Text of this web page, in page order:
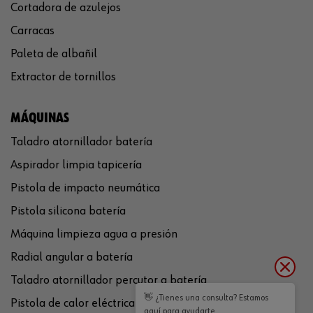
Cortadora de azulejos
Carracas
Paleta de albañil
Extractor de tornillos
MÁQUINAS
Taladro atornillador batería
Aspirador limpia tapicería
Pistola de impacto neumática
Pistola silicona batería
Máquina limpieza agua a presión
Radial angular a batería
Taladro atornillador percutor a batería
Pistola de calor eléctrica
👋 ¿Tienes una consulta? Estamos